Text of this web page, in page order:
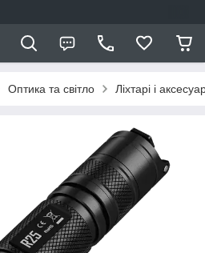
Оптика та світло Ліхтарі і